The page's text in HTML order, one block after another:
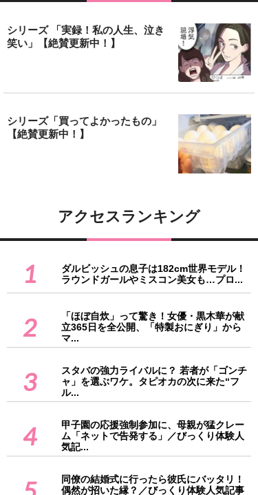
シリーズ 「実録！私の人生、泣き
笑い」【絶賛更新中！】
シリーズ「買ってよかったもの」
【絶賛更新中！】
アクセスランキング
1
ダルビッシュの息子は182cm世界モデル！
ラウンドガールやミスコン美女も…プロ...
2
「ほぼ自炊」って驚き！女優・黒木華が献
立365日を全公開、「特製おにぎり」から
マ...
3
スタバの強力ライバルに？ 若者が「ゴンチ
ャ」を選ぶワケ。タピオカの次に来た“フ
ル...
4
甲子園の応援強制参加に、母親が猛クレー
ム「ネットで告発する」／びっくり体験人
気記...
同僚の結婚式に行ったら彼氏にバッタリ！
偶然が招いた縁？／びっくり体験人気記事